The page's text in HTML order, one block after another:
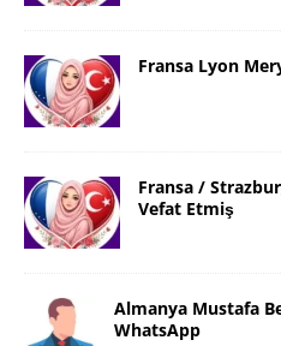
Fransa Lyon
Fransa /
Vefat Etmiş
Almanya Mustafa
WhatsApp